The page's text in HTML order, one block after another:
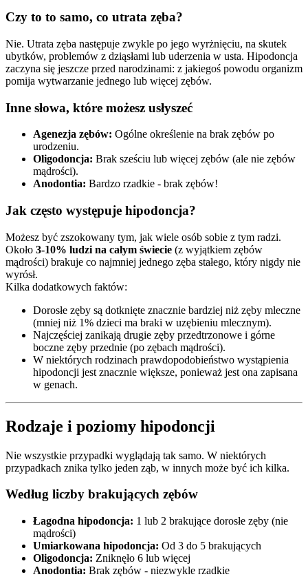
Czy to to samo, co utrata zęba?
Nie. Utrata zęba następuje zwykle po jego wyrżnięciu, na skutek
ubytków, problemów z dziąsłami lub uderzenia w usta. Hipodoncja
zaczyna się jeszcze przed narodzinami: z jakiegoś powodu organizm
pomija wytwarzanie jednego lub więcej zębów.
Inne słowa, które możesz usłyszeć
Agenezja zębów: Ogólne określenie na brak zębów po
urodzeniu.
Oligodoncja: Brak sześciu lub więcej zębów (ale nie zębów
mądrości).
Anodontia: Bardzo rzadkie - brak zębów!
Jak często występuje hipodoncja?
Możesz być zszokowany tym, jak wiele osób sobie z tym radzi.
Około 3-10% ludzi na całym świecie (z wyjątkiem zębów
mądrości) brakuje co najmniej jednego zęba stałego, który nigdy nie
wyrósł.
Kilka dodatkowych faktów:
Dorosłe zęby są dotknięte znacznie bardziej niż zęby mleczne
(mniej niż 1% dzieci ma braki w uzębieniu mlecznym).
Najczęściej zanikają drugie zęby przedtrzonowe i górne
boczne zęby przednie (po zębach mądrości).
W niektórych rodzinach prawdopodobieństwo wystąpienia
hipodoncji jest znacznie większe, ponieważ jest ona zapisana
w genach.
Rodzaje i poziomy hipodoncji
Nie wszystkie przypadki wyglądają tak samo. W niektórych
przypadkach znika tylko jeden ząb, w innych może być ich kilka.
Według liczby brakujących zębów
Łagodna hipodoncja: 1 lub 2 brakujące dorosłe zęby (nie
mądrości)
Umiarkowana hipodoncja: Od 3 do 5 brakujących
Oligodoncja: Zniknęło 6 lub więcej
Anodontia: Brak zębów - niezwykle rzadkie